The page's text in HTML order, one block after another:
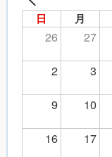
日 月
26 27
2
3
9 10
16
17